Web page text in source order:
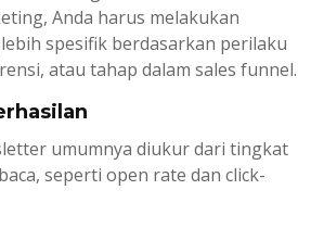
, Anda harus melakukan
spesifik berdasarkan perilaku
atau tahap dalam sales funnel.
umumnya diukur dari tingkat
seperti open rate dan click-